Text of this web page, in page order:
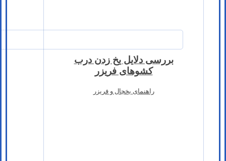
بررسی دلایل یخ زدن درب
کشوهای فریزر
راهنمای یخچال و فریزر